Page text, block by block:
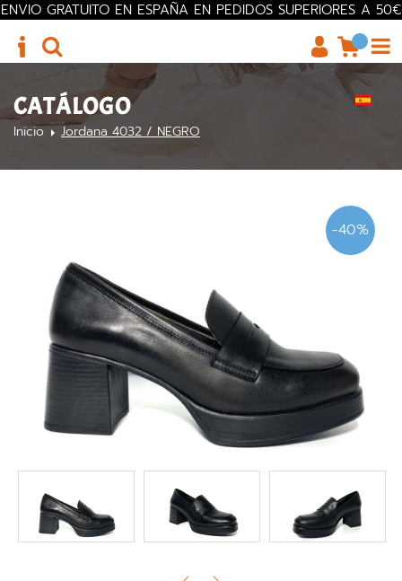
ENVIO GRATUITO EN ESPAÑA EN PEDIDOS SUPERIORES A 50€
CATÁLOGO
Inicio Jordana 4032 / NEGRO
-40%